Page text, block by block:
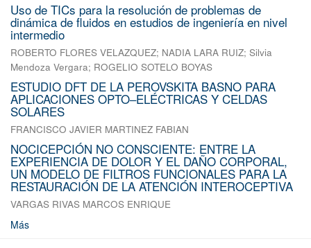
Uso de TICs para la resolución de problemas de
dinámica de fluidos en estudios de ingeniería en nivel
intermedio
ROBERTO FLORES VELAZQUEZ; NADIA LARA RUIZ; Silvia
Mendoza Vergara; ROGELIO SOTELO BOYAS
ESTUDIO DFT DE LA PEROVSKITA BASNO PARA
APLICACIONES OPTO–ELÉCTRICAS Y CELDAS
SOLARES
FRANCISCO JAVIER MARTINEZ FABIAN
NOCICEPCIÓN NO CONSCIENTE: ENTRE LA
EXPERIENCIA DE DOLOR Y EL DAÑO CORPORAL,
UN MODELO DE FILTROS FUNCIONALES PARA LA
RESTAURACIÓN DE LA ATENCIÓN INTEROCEPTIVA
VARGAS RIVAS MARCOS ENRIQUE
Más